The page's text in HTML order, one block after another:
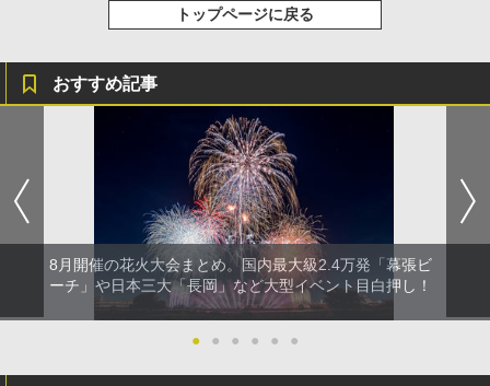
トップページに戻る
おすすめ記事
8月開催の花火大会まとめ。国内最大級2.4万発「幕張ビ
ーチ」や日本三大「長岡」など大型イベント目白押し！
● ● ● ● ● ●